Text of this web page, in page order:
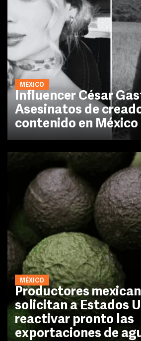
MÉXICO
Influencer César
Asesinatos de
contenido en
MÉXICO
Productores
solicitan a Estados
reactivar pronto las
exportaciones de